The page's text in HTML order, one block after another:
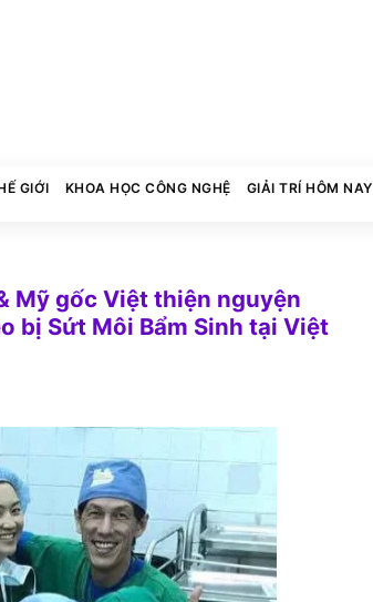
GIỚI KHOA HỌC CÔNG NGHỆ GIẢI TRÍ HÔM NAY
Mỹ gốc Việt thiện nguyện
bị Sứt Môi Bẩm Sinh tại Việt